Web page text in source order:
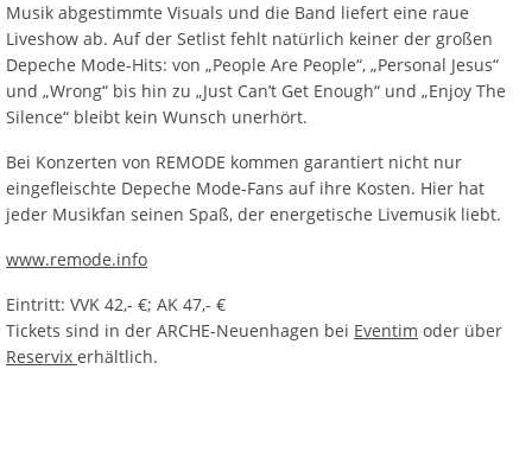
Musik abgestimmte Visuals und die Band liefert eine raue
Liveshow ab. Auf der Setlist fehlt natürlich keiner der großen
Depeche Mode-Hits: von „People Are People“, „Personal Jesus“
und „Wrong“ bis hin zu „Just Can’t Get Enough“ und „Enjoy The
Silence“ bleibt kein Wunsch unerhört.
Bei Konzerten von REMODE kommen garantiert nicht nur
eingefleischte Depeche Mode-Fans auf ihre Kosten. Hier hat
jeder Musikfan seinen Spaß, der energetische Livemusik liebt.
www.remode.info
Eintritt: VVK 42,- €; AK 47,- €
Tickets sind in der ARCHE-Neuenhagen bei Eventim oder über
Reservix erhältlich.